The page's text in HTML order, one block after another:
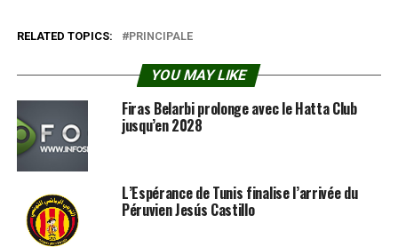
RELATED TOPICS: PRINCIPALE
YOU MAY LIKE
Firas Belarbi prolonge avec le Hatta Club
jusqu’en 2028
L’Espérance de Tunis finalise l’arrivée du
Péruvien Jesús Castillo